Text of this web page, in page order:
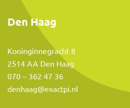
Den Haag
Koninginnegracht 8
2514 AA Den Haag
070 – 362 47 36
denhaag@exactpi.nl